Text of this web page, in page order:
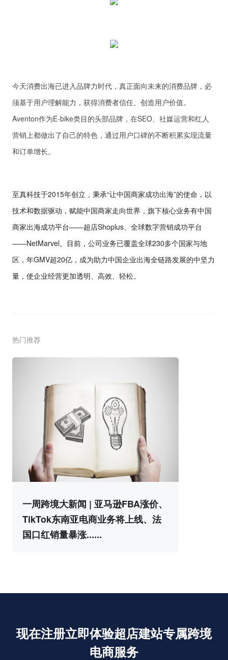
今天消费出海已进入品牌力时代，真正面向未来的消费品牌，必
须基于用户理解能力，获得消费者信任、创造用户价值。
Aventon作为E-bike类目的头部品牌，在SEO、社媒运营和红人
营销上都做出了自己的特色，通过用户口碑的不断积累实现流量
和订单增长。
至真科技于2015年创立，秉承“让中国商家成功出海”的使命，以
技术和数据驱动，赋能中国商家走向世界，旗下核心业务有中国
商家出海成功平台——超店Shoplus、全球数字营销成功平台
——NetMarvel。目前，公司业务已覆盖全球230多个国家与地
区，年GMV超20亿，成为助力中国企业出海全链路发展的中坚力
量，使企业经营更加透明、高效、轻松。
热门推荐
一周跨境大新闻 | 亚马逊FBA涨价、
TikTok东南亚电商业务将上线、法
国口红销量暴涨......
现在注册立即体验超店建站专属跨境
电商服务